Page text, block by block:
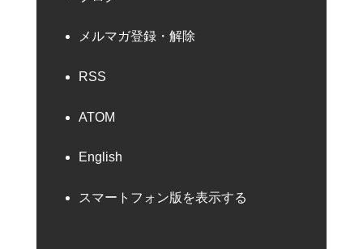
メルマガ登録・解除
RSS
ATOM
English
スマートフォン版を表示する